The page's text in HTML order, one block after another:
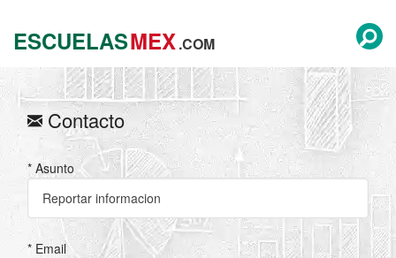
ESCUELASMEX.COM
Contacto
* Asunto
* Email